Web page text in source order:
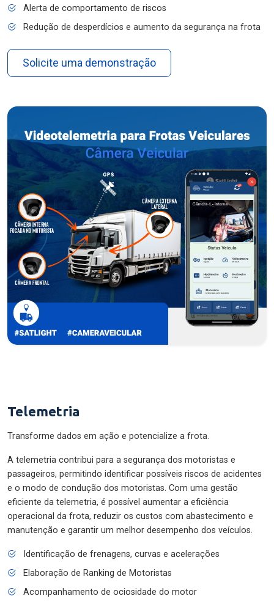
Alerta de comportamento de riscos
Redução de desperdícios e aumento da segurança na frota
Solicite uma demonstração
Telemetria
Transforme dados em ação e potencialize a frota.
A telemetria contribui para a segurança dos motoristas e
passageiros, permitindo identificar possíveis riscos de acidentes
e o modo de condução dos motoristas. Com uma gestão
eficiente da telemetria, é possível aumentar a eficiência
operacional da frota, reduzir os custos com abastecimento e
manutenção e garantir um melhor desempenho dos veículos.
Identificação de frenagens, curvas e acelerações
Elaboração de Ranking de Motoristas
Acompanhamento de ociosidade do motor